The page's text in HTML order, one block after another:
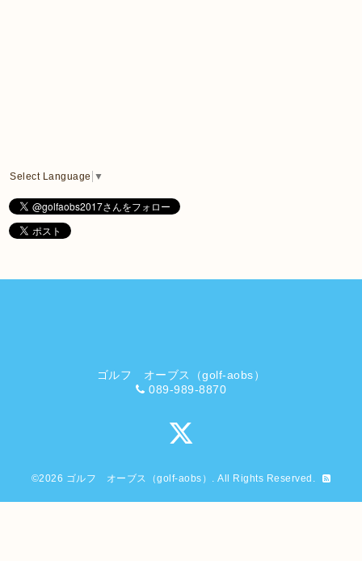
Select Language ▼
ゴルフ オーブス（golf-aobs）
089-989-8870
©2026 ゴルフ オーブス（golf-aobs） . All Rights Reserved.